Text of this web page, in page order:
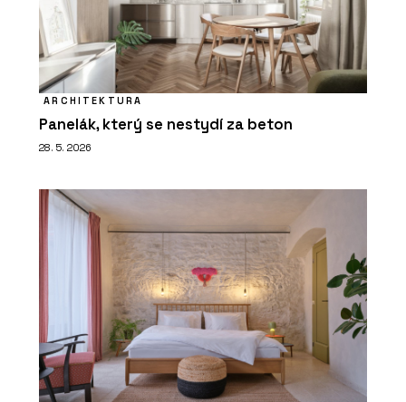
ARCHITEKTURA
Panelák, který se nestydí za beton
28. 5. 2026